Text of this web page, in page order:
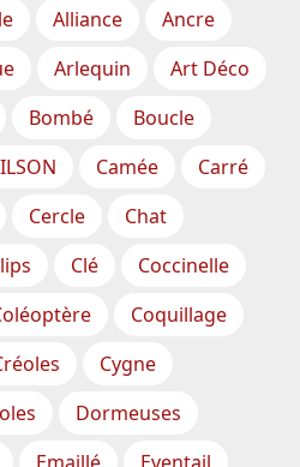
Alliance
Ancre
Arlequin
Art Déco
Bombé
Boucle
Camée
Carré
Cercle
Chat
Clé
Coccinelle
Coquillage
Cygne
Dormeuses